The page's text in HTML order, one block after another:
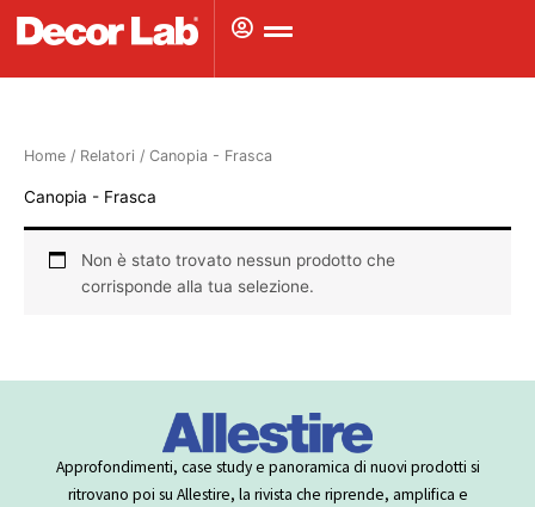
Home / Relatori / Canopia - Frasca
Canopia - Frasca
Non è stato trovato nessun prodotto che
corrisponde alla tua selezione.
Approfondimenti, case study e panoramica di nuovi prodotti si
ritrovano poi su Allestire, la rivista che riprende, amplifica e